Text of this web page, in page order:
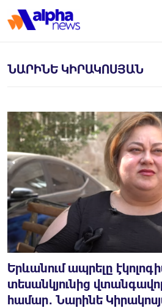
ՆԱՐԻՆԵ ԿԻՐԱԿՈՍՅԱՆ
Երևանում ապրելը
տեսանկյունից
համար․ Նարինե